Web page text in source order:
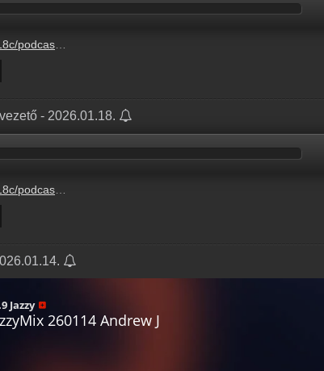
01f1-2c4e-00ab-ead1f4d07070.mp3
- 2026.01.18.
01f1-2c4e-00ab-ead1f4d07070.mp3